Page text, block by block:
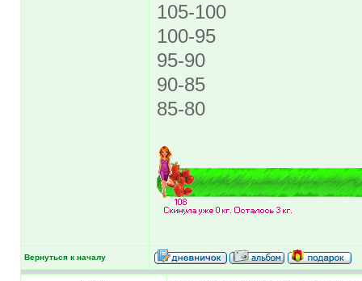
105-100
100-95
95-90
90-85
85-80
Вернуться к началу